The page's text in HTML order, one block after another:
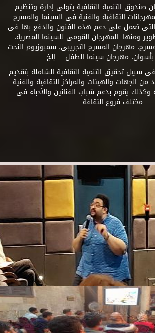
صندوق التنمية الثقافية يتولى إدارة وتنظيم
الثقافية والفنية فى السينما والمسرح
تعمل على دعم هذه الفنون والدفع بها فى
ومنها: المهرجان القومى للسينما المصرية،
مهرجان المسرح التجريبى، سمبوزيوم النحت
مهرجان سينما الطفل.....إلخ
سبيل تحقيق التنمية الثقافية الشاملة بتقديم
من الجهات والهيئات والمراكز الثقافية والفنية
وكذلك يقوم بدعم شباب الفنانين والأدباء فى
مختلف فروع الثقافة.